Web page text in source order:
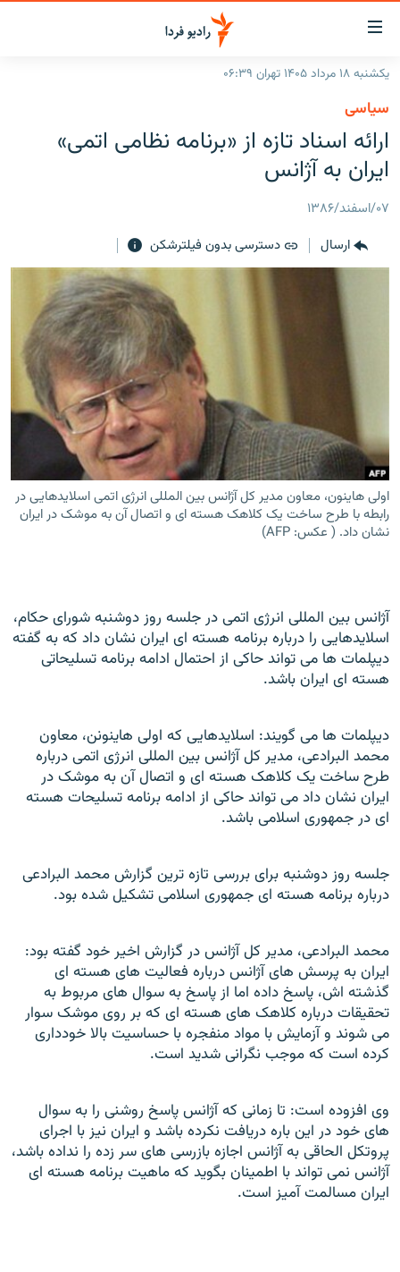
لینک‌های
قابلیت
دسترسی
بازگشت
منوی
اصلی
رفتن
صفحه
جستجو
ایران
جهان
برنامه‌های رادیویی
فرکانس‌ها
چندرسانه‌ای
گزارش‌های تصویری
گزارش‌های ویدئویی
زنان فردا
English
به ما بپیوندید
زبان‌های دیگر
یکشنبه ۱۸ مرداد ۱۴۰۵ تهران ۰۶:۳۹
سیاسی
ارائه اسناد تازه از «برنامه نظامی اتمی»
ایران به آژانس
۰۷/اسفند/۱۳۸۶
ارسال
دسترسی بدون فیلترشکن
اولی هاینون، معاون مدیر کل آژانس بین المللی انرژی اتمی اسلایدهایی در
رابطه با طرح ساخت یک کلاهک هسته ای و اتصال آن به موشک در ایران
نشان داد. ( عکس: AFP)
آژانس بین المللی انرژی اتمی در جلسه روز دوشنبه شورای حکام،
اسلایدهایی را درباره برنامه هسته ای ایران نشان داد که به گفته
دیپلمات ها می تواند حاکی از احتمال ادامه برنامه تسلیحاتی
هسته ای ایران باشد.
دیپلمات ها می گویند: اسلایدهایی که اولی هاینونن، معاون
محمد البرادعی، مدیر کل آژانس بین المللی انرژی اتمی درباره
طرح ساخت یک کلاهک هسته ای و اتصال آن به موشک در
ایران نشان داد می تواند حاکی از ادامه برنامه تسلیحات هسته
ای در جمهوری اسلامی باشد.
جلسه روز دوشنبه برای بررسی تازه ترین گزارش محمد البرادعی
درباره برنامه هسته ای جمهوری اسلامی تشکیل شده بود.
محمد البرادعی، مدیر کل آژانسدر گزارش اخیر خود گفته بود:
ایران به پرسش های آژانس درباره فعالیت های هسته ای
گذشته اش، پاسخ داده اما از پاسخ به سوال های مربوط به
تحقیقات درباره کلاهک های هسته ای که بر روی موشک سوار
می شوند و آزمایش با مواد منفجرهبا حساسیت بالا خودداری
کرده است که موجب نگرانی شدید است.
وی افزوده است: تا زمانی که آژانس پاسخ روشنی را به سوال
های خود در این باره دریافت نکرده باشد و ایران نیز با اجرای
پروتکل الحاقی به آژانس اجازه بازرسی های سر زده را نداده باشد،
آژانس نمی تواند با اطمینان بگوید که ماهیت برنامه هسته ای
ایران مسالمت آمیز است.